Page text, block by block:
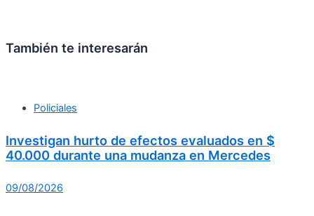
También te interesarán
Policiales
Investigan hurto de efectos evaluados en $
40.000 durante una mudanza en Mercedes
09/08/2026